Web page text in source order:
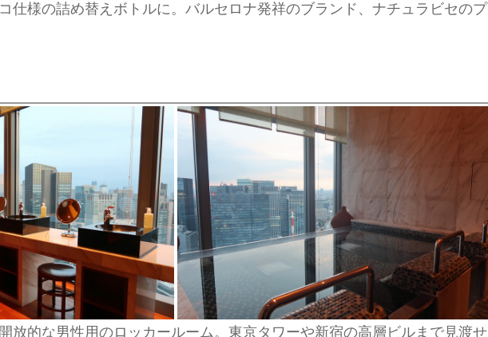
仕様の詰め替えボトルに。バルセロナ発祥のブランド、ナチュラビセのプ
放的な男性用のロッカールーム。東京タワーや新宿の高層ビルまで見渡せ